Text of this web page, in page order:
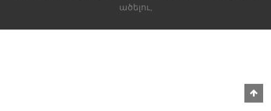
ածելու